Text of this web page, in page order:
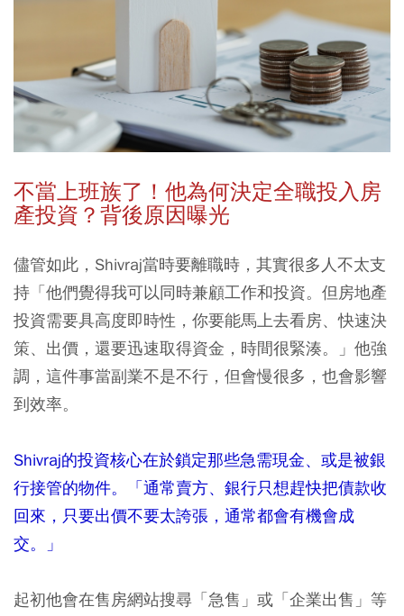
不當上班族了！他為何決定全職投入房
產投資？背後原因曝光
儘管如此，Shivraj當時要離職時，其實很多人不太支
持「他們覺得我可以同時兼顧工作和投資。但房地產
投資需要具高度即時性，你要能馬上去看房、快速決
策、出價，還要迅速取得資金，時間很緊湊。」他強
調，這件事當副業不是不行，但會慢很多，也會影響
到效率。
Shivraj的投資核心在於鎖定那些急需現金、或是被銀
行接管的物件。「通常賣方、銀行只想趕快把債款收
回來，只要出價不要太誇張，通常都會有機會成
交。」
起初他會在售房網站搜尋「急售」或「企業出售」等